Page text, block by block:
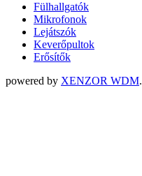
Fülhallgatók
Mikrofonok
Lejátszók
Keverőpultok
Erősítők
powered by XENZOR WDM.